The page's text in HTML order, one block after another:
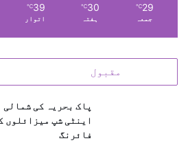
29
℃
جمعہ
30
℃
ہفتہ
39
℃
اتوار
مقبول
پاک بحریہ کی
اینٹی شپ میزائلوں
فائرنگ